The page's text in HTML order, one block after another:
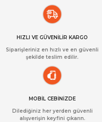
HIZLI VE GÜVENİLİR KARGO
Siparişleriniz en hızlı ve en güvenli
şekilde teslim edilir.
MOBİL CEBİNİZDE
Dilediğiniz her yerden güvenli
alışverişin keyfini çıkarın.